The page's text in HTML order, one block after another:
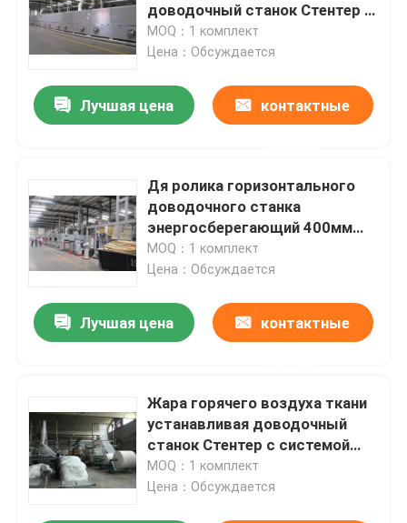
Дом
О нас
доводочный станок Стентер с
типом ОЭМ воздушного
охлаждения
MOQ：1 комплект
Цена：Обсуждается
Лучшая цена контактные
Дя ролика горизонтального
доводочного станка
энергосберегающий 400мм
Паддер Стентер рельса
MOQ：1 комплект
Цена：Обсуждается
Лучшая цена контактные
Жара горячего воздуха ткани
устанавливая доводочный
станок Стентер с системой
управления ПЛК
MOQ：1 комплект
Цена：Обсуждается